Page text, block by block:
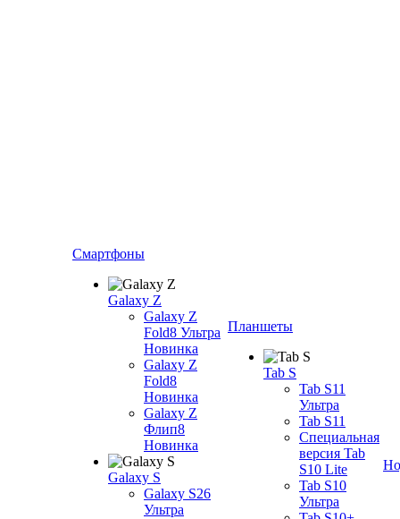
Смартфоны
Galaxy Z
Galaxy Z
Fold8 Ультра
Новинка
Galaxy Z
Fold8
Новинка
Galaxy Z
Флип8
Новинка
Galaxy S
Galaxy S26
Ультра
Планшеты
Tab S
Tab S11
Ультра
Tab S11
Специальная
версия Tab
S10 Lite
Tab S10
Ультра